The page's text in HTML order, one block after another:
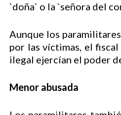
`doña` o la `señora del
Aunque los
por las víctimas, el
ilegal ejercían el poder
Menor abusada